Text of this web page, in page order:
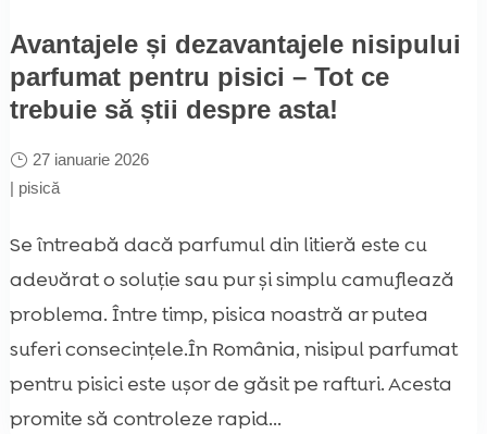
Avantajele și dezavantajele nisipului
parfumat pentru pisici – Tot ce
trebuie să știi despre asta!
27 ianuarie 2026
| pisică
Se întreabă dacă parfumul din litieră este cu
adevărat o soluție sau pur și simplu camuflează
problema. Între timp, pisica noastră ar putea
suferi consecințele.În România, nisipul parfumat
pentru pisici este ușor de găsit pe rafturi. Acesta
promite să controleze rapid...